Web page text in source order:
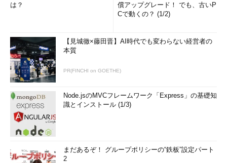
は？
償アップグレード！ でも、古いP
Cで動くの？ (1/2)
【見城徹×藤田晋】AI時代でも変わらない経営者の
本質
PR(FINCHI on GOETHE)
Node.jsのMVCフレームワーク「Express」の基礎知
識とインストール (1/3)
まだあるぞ！ グループポリシーの“鉄板”設定パート
2